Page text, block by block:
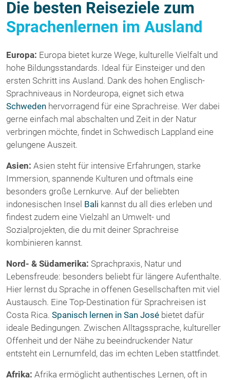
Die besten Reiseziele zum
Sprachenlernen im Ausland
Europa: Europa bietet kurze Wege, kulturelle Vielfalt und
hohe Bildungsstandards. Ideal für Einsteiger und den
ersten Schritt ins Ausland. Dank des hohen Englisch-
Sprachniveaus in Nordeuropa, eignet sich etwa
Schweden hervorragend für eine Sprachreise. Wer dabei
gerne einfach mal abschalten und Zeit in der Natur
verbringen möchte, findet in Schwedisch Lappland eine
gelungene Auszeit.
Asien: Asien steht für intensive Erfahrungen, starke
Immersion, spannende Kulturen und oftmals eine
besonders große Lernkurve. Auf der beliebten
indonesischen Insel Bali kannst du all dies erleben und
findest zudem eine Vielzahl an Umwelt- und
Sozialprojekten, die du mit deiner Sprachreise
kombinieren kannst.
Nord- & Südamerika: Sprachpraxis, Natur und
Lebensfreude: besonders beliebt für längere Aufenthalte.
Hier lernst du Sprache in offenen Gesellschaften mit viel
Austausch. Eine Top-Destination für Sprachreisen ist
Costa Rica. Spanisch lernen in San José bietet dafür
ideale Bedingungen. Zwischen Alltagssprache, kultureller
Offenheit und der Nähe zu beeindruckender Natur
entsteht ein Lernumfeld, das im echten Leben stattfindet.
Afrika: Afrika ermöglicht authentisches Lernen, oft in